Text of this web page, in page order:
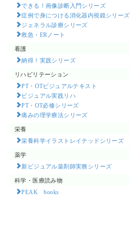
できる！画像診断入門シリーズ
症例で身につける消化器内視鏡シリーズ
ジェネラル診療シリーズ
救急・ERノート
看護
納得！実践シリーズ
リハビリテーション
PT・OTビジュアルテキスト
ビジュアル実践リハ
PT・OT必修シリーズ
痛みの理学療法シリーズ
栄養
栄養科学イラストレイテッドシリーズ
薬学
新ビジュアル薬剤師実務シリーズ
科学・医療読み物
PEAK books​